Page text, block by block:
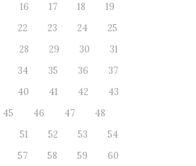
16 17 18
19
22 23 24
25
28 29 30
31
34 35 36
37
40 41 42
43
45 46 47
48
51 52 53
54
57 58 59
60